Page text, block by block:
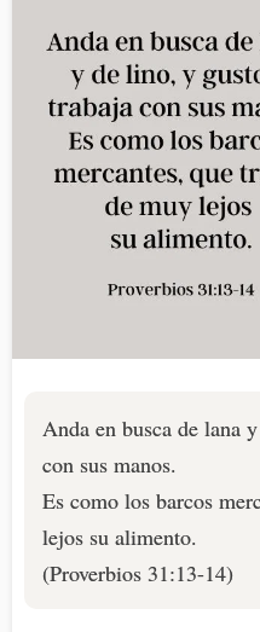
Anda en busca de lana
con sus manos.
Es como los barcos
lejos su alimento.
(Proverbios 31:13-14)